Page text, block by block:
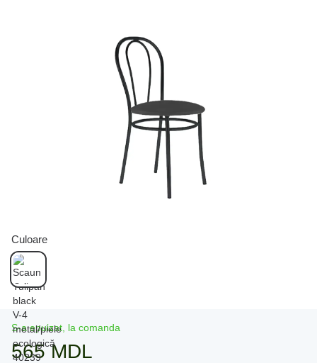
Culoare
S-a epuizat, la comanda
565 MDL